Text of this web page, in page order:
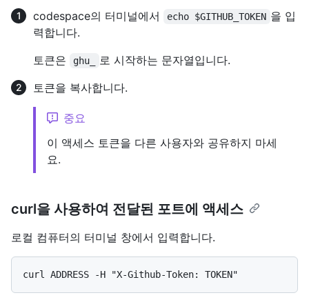
codespace의 터미널에서 echo $GITHUB_TOKEN 을 입
력합니다.
토큰은
ghu_
로 시작하는 문자열입니다.
토큰을 복사합니다.
중요
이 액세스 토큰을 다른 사용자와 공유하지 마세
요.
curl을 사용하여 전달된 포트에 액세스
로컬 컴퓨터의 터미널 창에서 입력합니다.